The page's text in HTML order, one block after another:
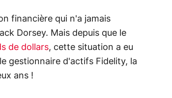
financière qui n'a jamais
Dorsey. Mais depuis que le
de dollars, cette situation a eu
gestionnaire d'actifs Fidelity, la
ans !